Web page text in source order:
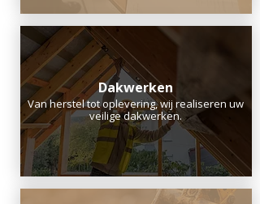
Dakwerken
Van herstel tot oplevering, wij realiseren uw
veilige dakwerken.